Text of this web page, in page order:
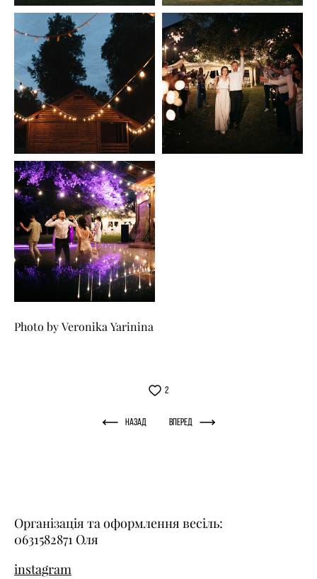
Організація та оформлення весіль:
0631582871 Оля
instagram
Photo by Veronika Yarinina
2
Назад Вперед